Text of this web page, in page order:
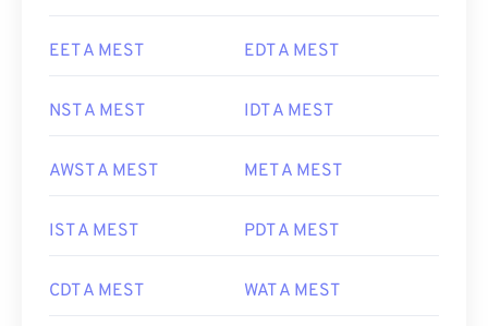
EET A MEST EDT A MEST
NST A MEST IDT A MEST
AWST A MEST MET A MEST
IST A MEST PDT A MEST
CDT A MEST WAT A MEST